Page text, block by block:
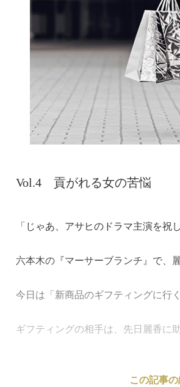
Vol.4 貢がれる女の苦悩
「じゃあ、アサヒのドラマ主演を祝
六本木の『マーサーブランチ』で、
今日は「新商品のギフティングに行
ギフティングの相手は、先日麗香に
この記事